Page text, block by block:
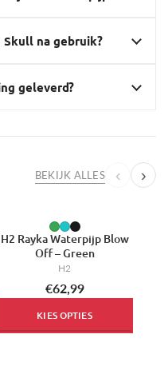
Skull na gebruik?
geleverd?
BEKIJK ALLES ‹ ›
H2 Rayka Waterpijp Blow
Off – Green
H2
€62,99
KIES OPTIES